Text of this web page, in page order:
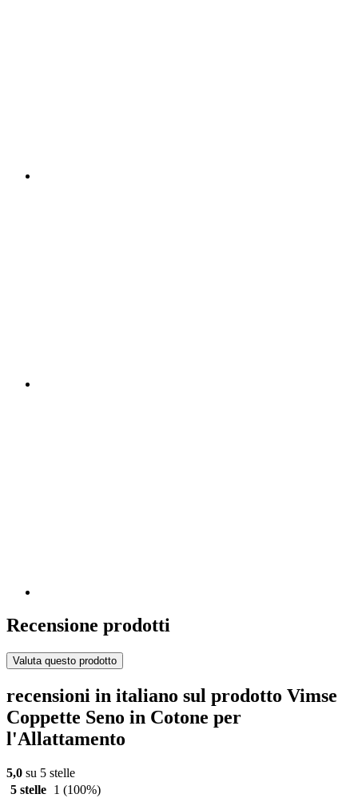
Recensione prodotti
Valuta questo prodotto
recensioni in italiano sul prodotto Vimse
Coppette Seno in Cotone per
l'Allattamento
5,0 su 5 stelle
5 stelle
1 (100%)